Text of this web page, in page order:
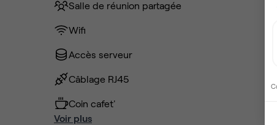
Salle de réunion partagée
Wifi
Accès serveur
Câblage RJ45
Coin cafet'
Voir plus